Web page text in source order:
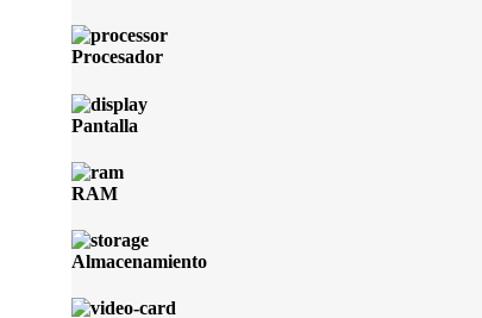
Procesador
Pantalla
RAM
Almacenamiento